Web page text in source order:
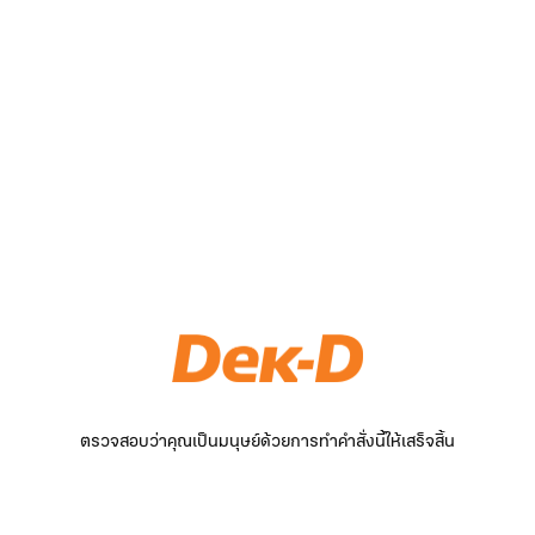
ตรวจสอบว่าคุณเป็นมนุษย์ด้วยการทำคำสั่งนี้ให้เสร็จสิ้น